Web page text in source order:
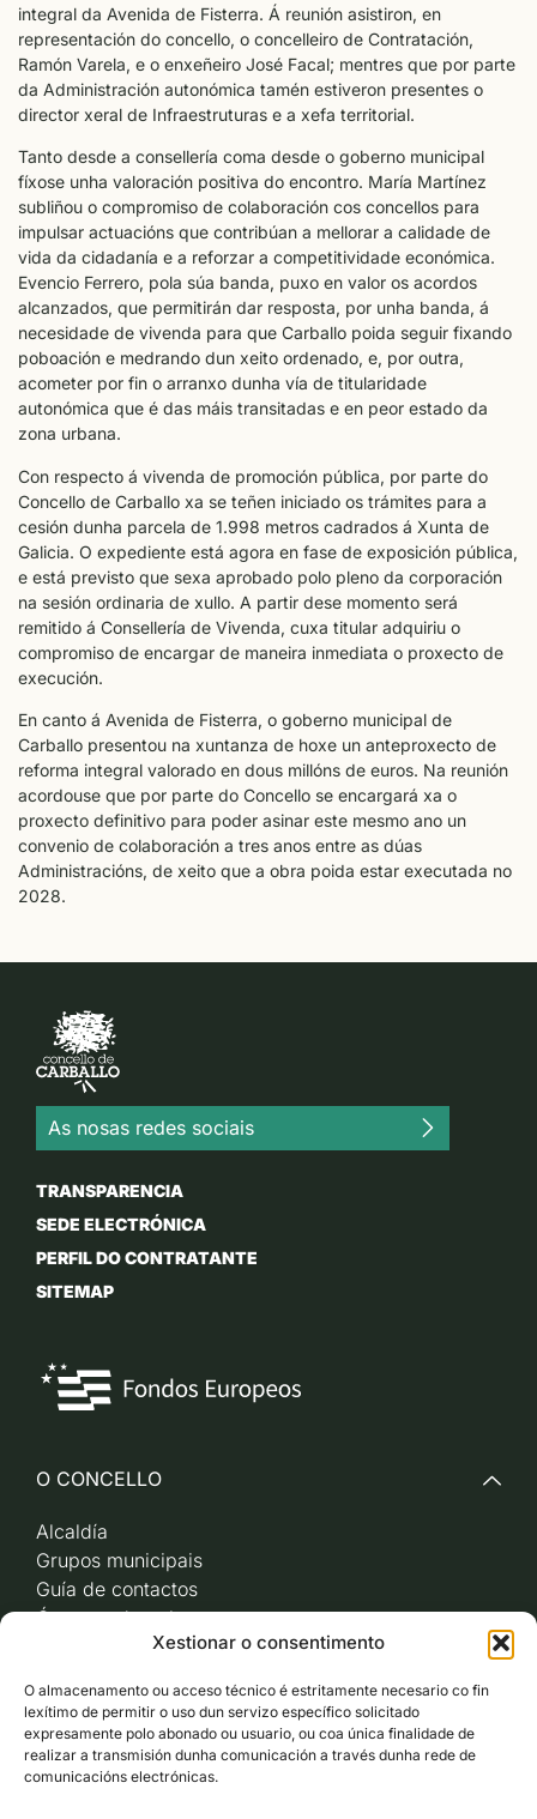
Xestionar o consentimento
O almacenamento ou acceso técnico é estritamente necesario co fin
lexítimo de permitir o uso dun servizo específico solicitado
expresamente polo abonado ou usuario, ou coa única finalidade de
realizar a transmisión dunha comunicación a través dunha rede de
comunicacións electrónicas.
integral da Avenida de Fisterra. Á reunión asistiron, en
representación do concello, o concelleiro de Contratación,
Ramón Varela, e o enxeñeiro José Facal; mentres que por parte
da Administración autonómica tamén estiveron presentes o
director xeral de Infraestruturas e a xefa territorial.
Tanto desde a consellería coma desde o goberno municipal
fíxose unha valoración positiva do encontro. María Martínez
subliñou o compromiso de colaboración cos concellos para
impulsar actuacións que contribúan a mellorar a calidade de
vida da cidadanía e a reforzar a competitividade económica.
Evencio Ferrero, pola súa banda, puxo en valor os acordos
alcanzados, que permitirán dar resposta, por unha banda, á
necesidade de vivenda para que Carballo poida seguir fixando
poboación e medrando dun xeito ordenado, e, por outra,
acometer por fin o arranxo dunha vía de titularidade
autonómica que é das máis transitadas e en peor estado da
zona urbana.
Con respecto á vivenda de promoción pública, por parte do
Concello de Carballo xa se teñen iniciado os trámites para a
cesión dunha parcela de 1.998 metros cadrados á Xunta de
Galicia. O expediente está agora en fase de exposición pública,
e está previsto que sexa aprobado polo pleno da corporación
na sesión ordinaria de xullo. A partir dese momento será
remitido á Consellería de Vivenda, cuxa titular adquiriu o
compromiso de encargar de maneira inmediata o proxecto de
execución.
En canto á Avenida de Fisterra, o goberno municipal de
Carballo presentou na xuntanza de hoxe un anteproxecto de
reforma integral valorado en dous millóns de euros. Na reunión
acordouse que por parte do Concello se encargará xa o
proxecto definitivo para poder asinar este mesmo ano un
convenio de colaboración a tres anos entre as dúas
Administracións, de xeito que a obra poida estar executada no
2028.
As nosas redes sociais
TRANSPARENCIA
SEDE ELECTRÓNICA
PERFIL DO CONTRATANTE
SITEMAP
O CONCELLO
Alcaldía
Grupos municipais
Guía de contactos
Órganos de goberno
Acceso a videoactas
xunta de goberno local
Imaxe corporativa
CARBALLO AO DÍA